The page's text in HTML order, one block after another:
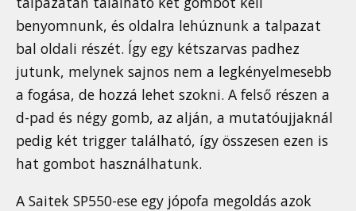
benyomnunk, és oldalra lehúznunk a talpazat
bal oldali részét. Így egy kétszarvas padhez
jutunk, melynek sajnos nem a legkényelmesebb
a fogása, de hozzá lehet szokni. A felső részen a
d-pad és négy gomb, az alján, a mutatóujjaknál
pedig két trigger található, így összesen ezen is
hat gombot használhatunk.
A Saitek SP550-ese egy jópofa megoldás azok